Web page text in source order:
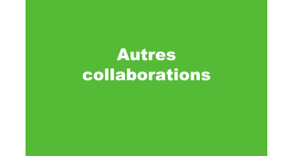
Autres
collaborations